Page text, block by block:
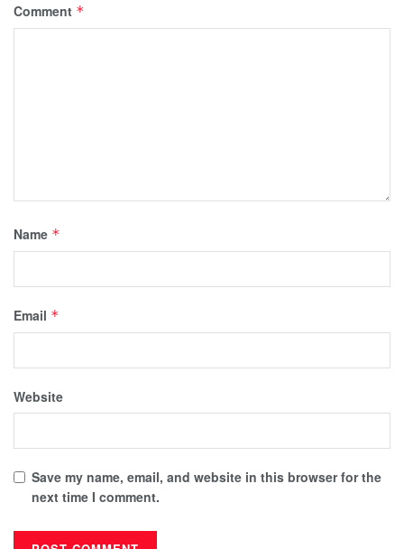
Comment *
Name *
Email *
Website
Save my name, email, and website in this browser for the
next time I comment.